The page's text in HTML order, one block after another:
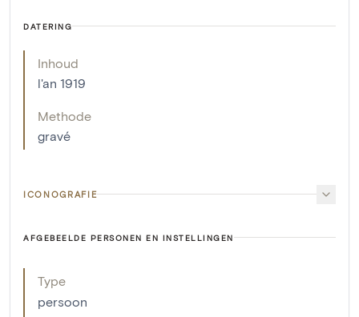
DATERING
Inhoud
l'an 1919
Methode
gravé
ICONOGRAFIE
AFGEBEELDE PERSONEN EN INSTELLINGEN
Type
persoon